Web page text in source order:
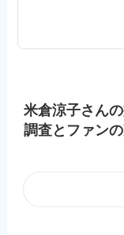
米倉涼子さん
調査とファン